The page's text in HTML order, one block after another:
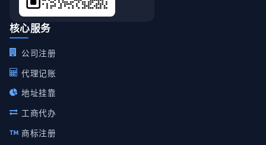
核心服务
公司注册
代理记账
地址挂靠
工商代办
商标注册